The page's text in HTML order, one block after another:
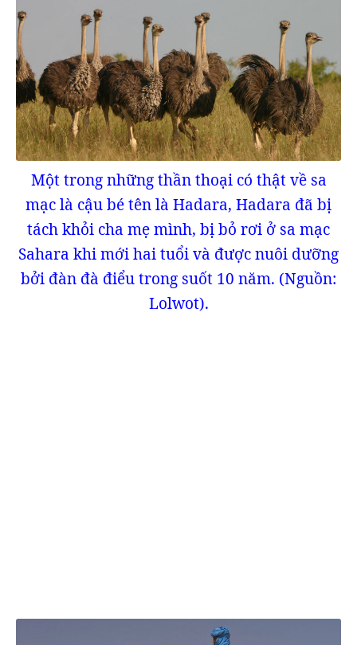
Một trong những thần thoại có thật về sa
mạc là cậu bé tên là Hadara, Hadara đã bị
tách khỏi cha mẹ mình, bị bỏ rơi ở sa mạc
Sahara khi mới hai tuổi và được nuôi dưỡng
bởi đàn đà điểu trong suốt 10 năm. (Nguồn:
Lolwot).